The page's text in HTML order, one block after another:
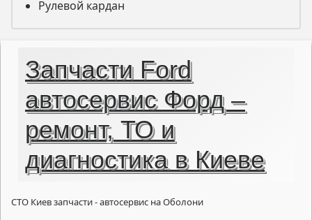
Рулевой кардан
Запчасти Ford
автосервис Форд –
ремонт, ТО и
диагностика в Киеве
СТО Киев запчасти - автосервис на Оболони